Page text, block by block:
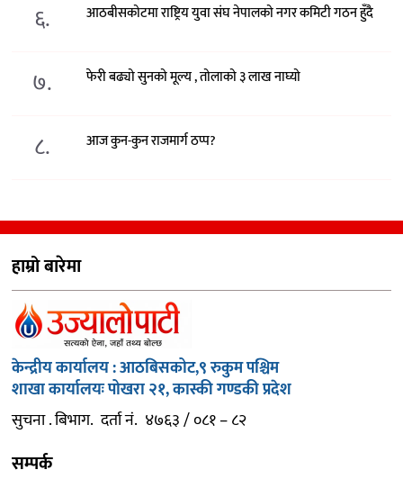
६. आठबीसकोटमा राष्ट्रिय युवा संघ नेपालको नगर कमिटी गठन हुँदै
७. फेरी बढ्यो सुनको मूल्य , तोलाको ३ लाख नाघ्यो
८. आज कुन-कुन राजमार्ग ठप्प?
हाम्रो बारेमा
केन्द्रीय कार्यालय : आठबिसकोट,९ रुकुम पश्चिम
शाखा कार्यालयः पोखरा २१, कास्की गण्डकी प्रदेश
सुचना . बिभाग. दर्ता नं. ४७६३ / ०८१ – ८२
सम्पर्क